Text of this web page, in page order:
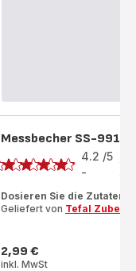
Messbecher SS-
Bewertung
4.2 /5
-
Dosieren Sie die Zutaten
Geliefert von Tefal
Preis
2,99 €
inkl. MwSt